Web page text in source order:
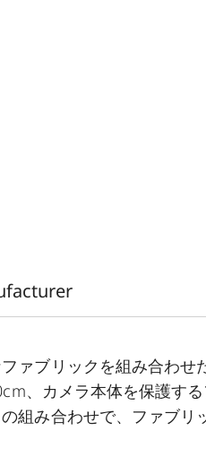
ァブリックを組み合わせ
、カメラ本体を保護す
組み合わせで、ファブリ